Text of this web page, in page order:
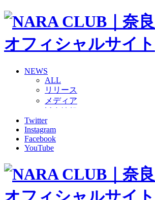
NEWS
ALL
リリース
メディア
グッズ
ファンコミュニティ
普及・育成
ホームタウン
その他
2026/27トップチーム
Twitter
Instagram
Facebook
YouTube